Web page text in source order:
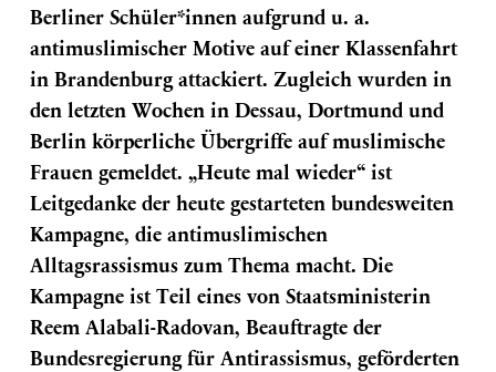
Alltagsrassismus
zum
Thema
Berliner Schüler*innen aufgrund u. a.
antimuslimischer Motive auf einer Klassenfahrt
in Brandenburg attackiert. Zugleich wurden in
den letzten Wochen in Dessau, Dortmund und
Berlin körperliche Übergriffe auf muslimische
Frauen gemeldet. „Heute mal wieder“ ist
Leitgedanke der heute gestarteten bundesweiten
Kampagne, die antimuslimischen
Alltagsrassismus zum Thema macht. Die
Kampagne ist Teil eines von Staatsministerin
Reem Alabali-Radovan, Beauftragte der
Bundesregierung für Antirassismus, geförderten